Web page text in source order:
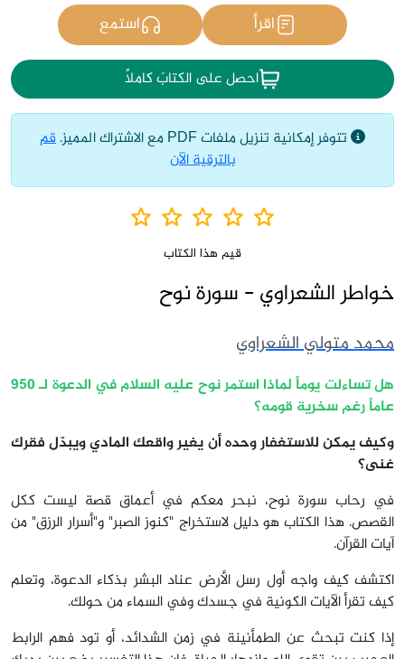
اقرأ استمع
احصل على الكتابَ كاملاً
تتوفر إمكانية تنزيل ملفات PDF مع الاشتراك المميز.
قم
بالترقية الآن
قيم هذا الكتاب
خواطر الشعراوي - سورة نوح
محمد متولي الشعراوي
هل تساءلت يوماً لماذا استمر نوح عليه السلام في الدعوة لـ 950
عاماً رغم سخرية قومه؟
وكيف يمكن للاستغفار وحده أن يغير واقعك المادي ويبدّل فقرك
غنى؟
في رحاب سورة نوح، نبحر معكم في أعماق قصة ليست ككل
القصص. هذا الكتاب هو دليل لاستخراج "كنوز الصبر" و"أسرار الرزق" من
آيات القرآن.
اكتشف كيف واجه أول رسل الأرض عناد البشر بذكاء الدعوة، وتعلم
كيف تقرأ الآيات الكونية في جسدك وفي السماء من حولك.
إذا كنت تبحث عن الطمأنينة في زمن الشدائد، أو تود فهم الرابط